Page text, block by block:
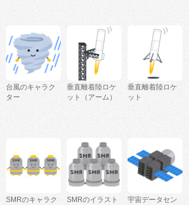
台風のキャラク
ター
垂直離着陸ロケ
ット（アーム）
垂直離着陸ロケ
ット
SMRのキャラク
SMRのイラスト
宇宙データセン